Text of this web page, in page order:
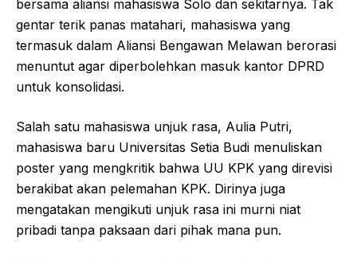
bersama aliansi mahasiswa Solo dan sekitarnya. Tak
gentar terik panas matahari, mahasiswa yang
termasuk dalam Aliansi Bengawan Melawan berorasi
menuntut agar diperbolehkan masuk kantor DPRD
untuk konsolidasi.
Salah satu mahasiswa unjuk rasa, Aulia Putri,
mahasiswa baru Universitas Setia Budi menuliskan
poster yang mengkritik bahwa UU KPK yang direvisi
berakibat akan pelemahan KPK. Dirinya juga
mengatakan mengikuti unjuk rasa ini murni niat
pribadi tanpa paksaan dari pihak mana pun.